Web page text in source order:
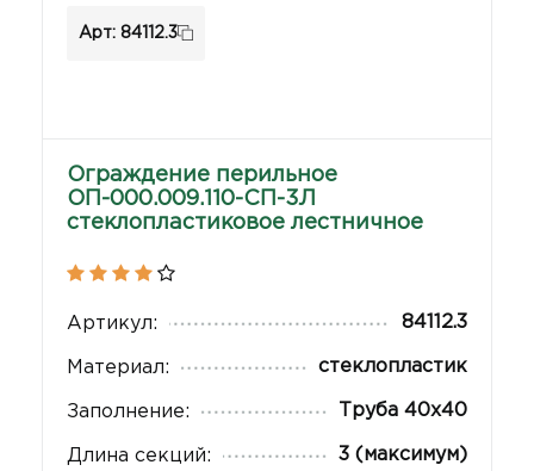
Арт: 84112.3
Ограждение перильное
ОП-000.009.110-СП-3Л
стеклопластиковое лестничное
Артикул: 84112.3
Материал: стеклопластик
Заполнение: Труба 40х40
Длина секций: 3 (максимум)